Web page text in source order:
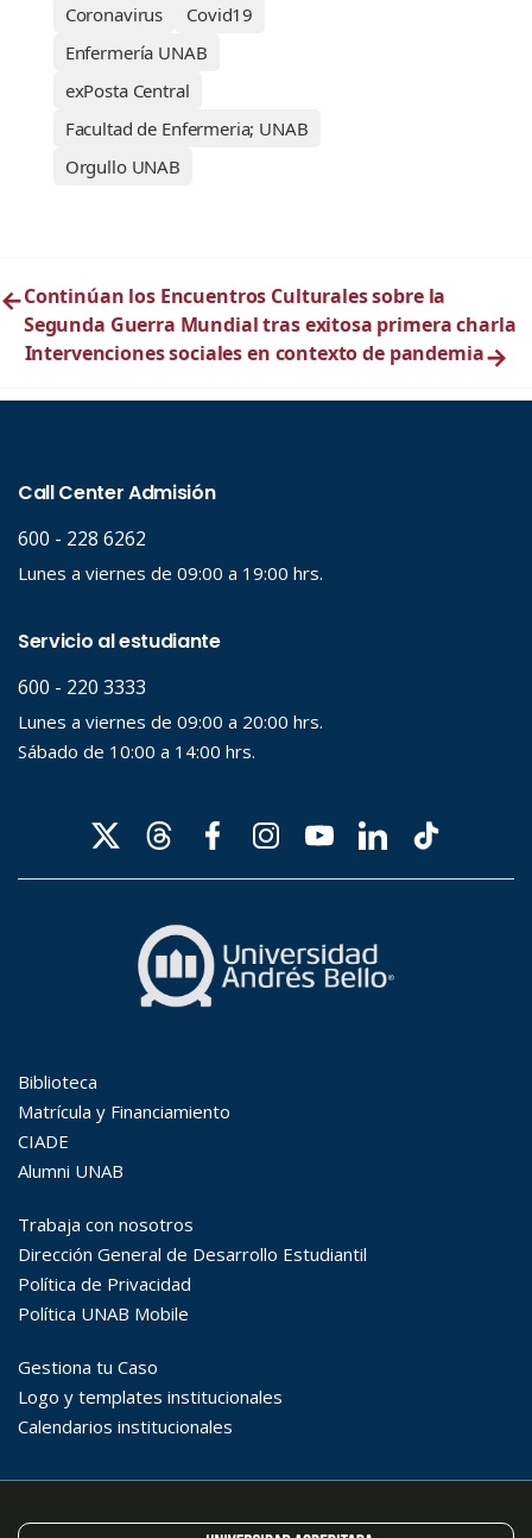
Coronavirus
Covid19
Enfermería UNAB
exPosta Central
Facultad de Enfermeria; UNAB
Orgullo UNAB
←Continúan los Encuentros Culturales sobre la
Segunda Guerra Mundial tras exitosa primera charla
Intervenciones sociales en contexto de pandemia→